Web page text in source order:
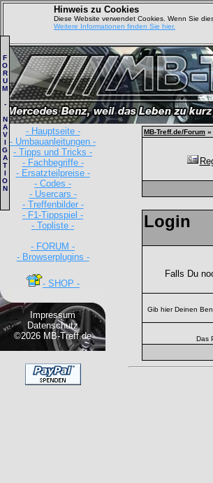
Hinweis zu Cookies
Diese Website verwendet Cookies. Wenn Sie
Weitere Informationen finden Sie hier.
- Hauptseite -
- Umbauanleitungen -
- Tipps und Tricks -
- Fachbegriffe -
- Ersatzteilpreise -
- Codes -
- Usercars -
- Treffenbilder -
- F1-Tippspiel -
- Topliste -
- FORUM -
- Browserplugins -
- SHOP -
Impressum
Datenschutz
©2026 MB-Treff.de
F
O
R
U
M
-
N
A
V
I
G
A
T
I
O
N
MB-Treff.de/Forum »
Login
Falls Du
Gib hier Deinen
Das